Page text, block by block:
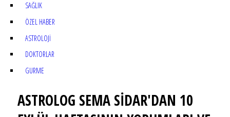
SAĞLIK
ÖZEL HABER
ASTROLOJİ
DOKTORLAR
GURME
ASTROLOG SEMA SİDAR'DAN 10